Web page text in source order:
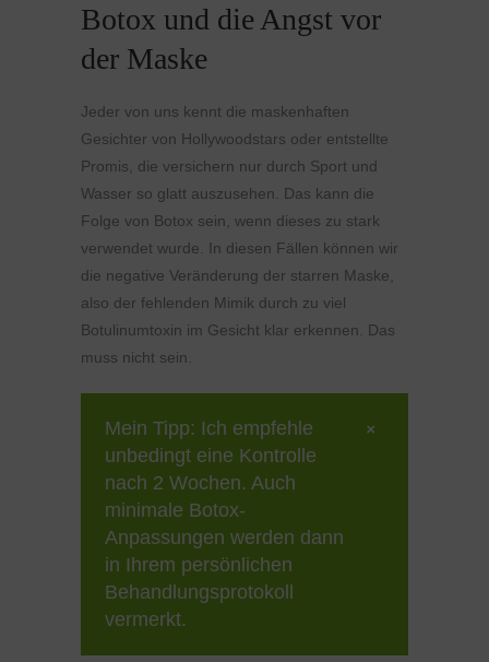
Botox und die Angst vor
der Maske
Jeder von uns kennt die maskenhaften
Gesichter von Hollywoodstars oder entstellte
Promis, die versichern nur durch Sport und
Wasser so glatt auszusehen. Das kann die
Folge von Botox sein, wenn dieses zu stark
verwendet wurde. In diesen Fällen können wir
die negative Veränderung der starren Maske,
also der fehlenden Mimik durch zu viel
Botulinumtoxin im Gesicht klar erkennen. Das
muss nicht sein.
Mein Tipp: Ich empfehle
unbedingt eine Kontrolle
nach 2 Wochen. Auch
minimale Botox-
Anpassungen werden dann
in Ihrem persönlichen
Behandlungsprotokoll
vermerkt.